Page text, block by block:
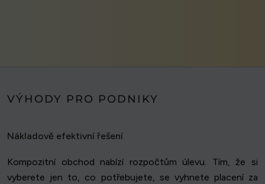
VÝHODY PRO PODNIKY
Nákladově efektivní řešení
Kompozitní obchod nabízí rozpočtům úlevu. Tím, že si
vyberete jen to, co potřebujete, se vyhnete placení za